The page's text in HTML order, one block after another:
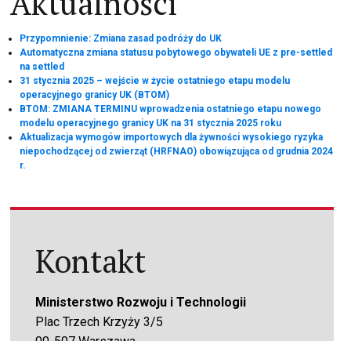
Przypomnienie: Zmiana zasad podróży do UK
Automatyczna zmiana statusu pobytowego obywateli UE z pre-settled
na settled
31 stycznia 2025 – wejście w życie ostatniego etapu modelu
operacyjnego granicy UK (BTOM)
BTOM: ZMIANA TERMINU wprowadzenia ostatniego etapu nowego
modelu operacyjnego granicy UK na 31 stycznia 2025 roku
Aktualizacja wymogów importowych dla żywności wysokiego ryzyka
niepochodzącej od zwierząt (HRFNAO) obowiązująca od grudnia 2024
r.
Kontakt
Ministerstwo Rozwoju i Technologii
Plac Trzech Krzyży 3/5